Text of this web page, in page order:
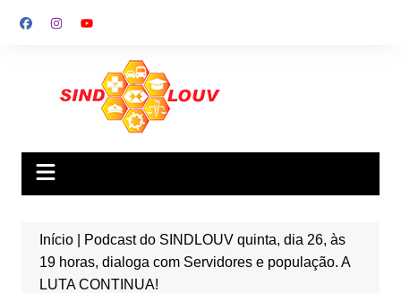
para
Início|
Podcast do SINDLOUV quinta, dia 26, às
19 horas, dialoga com Servidores e população. A
LUTA CONTINUA!